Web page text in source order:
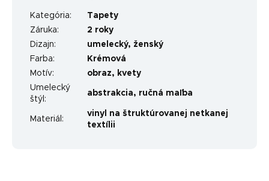
Kategória:
Tapety
Záruka:
2 roky
Dizajn: umelecký, ženský
Farba:
Krémová
Motív: obraz, kvety
Umelecký
štýl :
abstrakcia, ručná maľba
Materiál :
vinyl na štruktúrovanej netkanej
textílii